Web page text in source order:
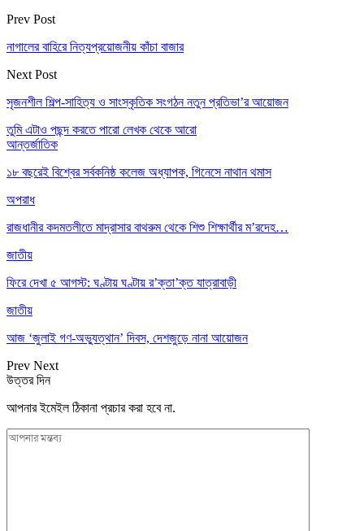
Prev Post
নাগালের বাহিরে নিত্যপ্রয়োজনীয় কাঁচা বাজার
Next Post
সৃজনশীল শিল্প-সাহিত্য ও সাংস্কৃতিক সংগঠন নতুন প্রতিভা’র আয়োজন
তুমি এটাও পছন্দ করতে পারো লেখক থেকে আরো
আন্তর্জাতিক
১৮ বছরেই বিশ্বের সর্বকনিষ্ঠ কলেজ অধ্যাপক, গিনেসে নাথান থমাস
অপরাধ
রাজধানীর কদমতলীতে মাদ্রাসার বাথরুম থেকে শিশু শিক্ষার্থীর ম’রদেহ…
জাতীয়
ফিরে দেখা ৫ আগস্ট: ঘণ্টায় ঘণ্টায় র’ক্তা’ক্ত যাত্রাবাড়ী
জাতীয়
আজ ‘জুলাই গণ-অভ্যুত্থান’ দিবস, দেশজুড়ে নানা আয়োজন
Prev Next
উত্তর দিন
আপনার ইমেইল ঠিকানা প্রচার করা হবে না.